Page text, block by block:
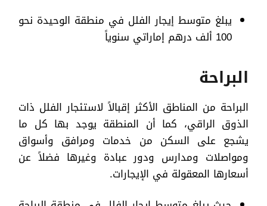
يبلغ متوسط إيجار الفلل في منطقة الوحيدة نحو
100 ألف درهم إماراتي سنوياً
البراحة
البراحة من المناطق الأكثر إقبالاً لاستئجار الفلل ذات
الذوق الراقي، كما أن المنطقة يوجد بها كل ما
يشجع على السكن من خدمات ومرافق وأسواق
ومواصلات ومدارس ودور عبادة وغيرها فضلاً عن
أسعارها المعقولة في الإيجارات.